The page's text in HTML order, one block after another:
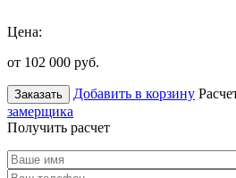
Цена:
от 102 000 руб.
Заказать Добавить в корзину
замерщика
Получить расчет